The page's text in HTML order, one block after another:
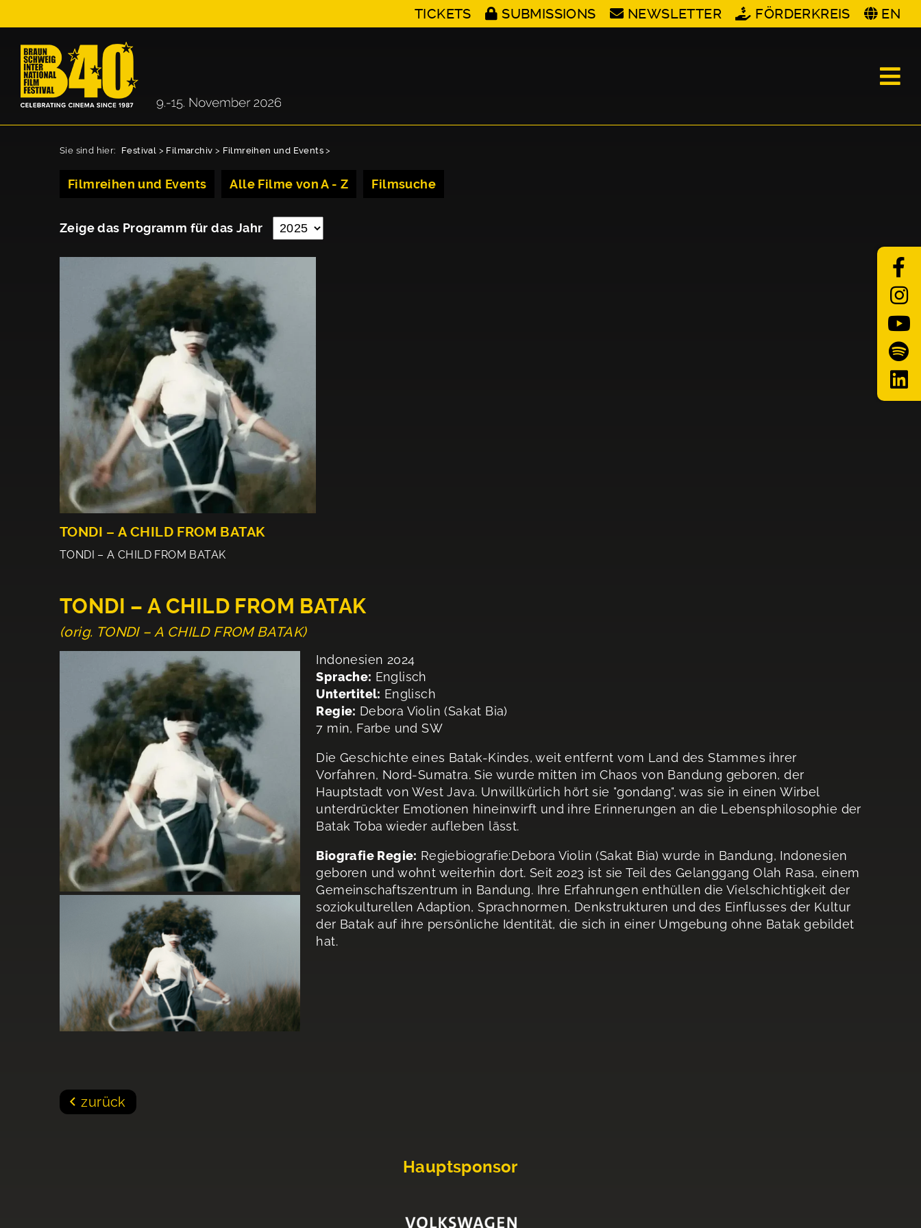
TICKETS SUBMISSIONS NEWSLETTER FÖRDERKREIS EN
Sie sind hier: Festival > Filmarchiv > Filmreihen und Events >
Filmreihen und Events Alle Filme von A - Z Filmsuche
Zeige das Programm für das Jahr
TONDI – A CHILD FROM BATAK
TONDI – A CHILD FROM BATAK
TONDI – A CHILD FROM BATAK
(orig. TONDI – A CHILD FROM BATAK)
Indonesien 2024
Sprache: Englisch
Untertitel: Englisch
Regie: Debora Violin (Sakat Bia)
7 min, Farbe und SW
Die Geschichte eines Batak-Kindes, weit entfernt vom Land des Stammes ihrer
Vorfahren, Nord-Sumatra. Sie wurde mitten im Chaos von Bandung geboren, der
Hauptstadt von West Java. Unwillkürlich hört sie "gondang", was sie in einen Wirbel
unterdrückter Emotionen hineinwirft und ihre Erinnerungen an die Lebensphilosophie der
Batak Toba wieder aufleben lässt.
Biografie Regie: Regiebiografie:Debora Violin (Sakat Bia) wurde in Bandung, Indonesien
geboren und wohnt weiterhin dort. Seit 2023 ist sie Teil des Gelanggang Olah Rasa, einem
Gemeinschaftszentrum in Bandung. Ihre Erfahrungen enthüllen die Vielschichtigkeit der
soziokulturellen Adaption, Sprachnormen, Denkstrukturen und des Einflusses der Kultur
der Batak auf ihre persönliche Identität, die sich in einer Umgebung ohne Batak gebildet
hat.
zurück
Hauptsponsor